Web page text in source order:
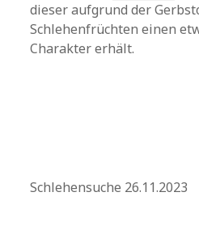
dieser aufgrund der
Schlehenfrüchten einen
Charakter erhält.
Schlehensuche 26.11.2023